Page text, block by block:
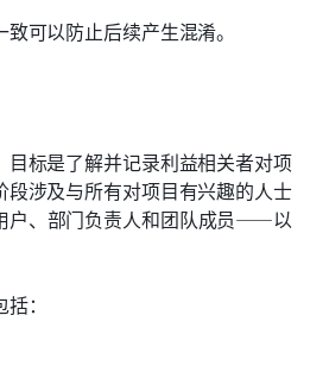
可以防止后续产生混淆。
标是了解并记录利益相关者对项
段涉及与所有对项目有兴趣的人士
、部门负责人和团队成员——以
：